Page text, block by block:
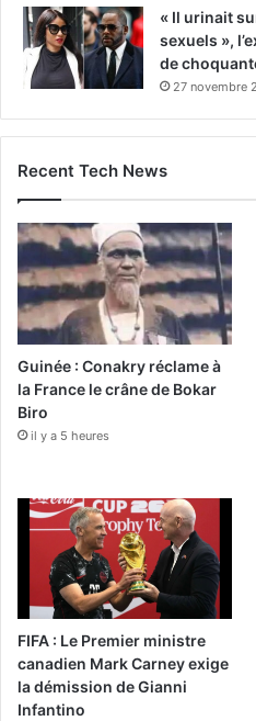
« Il urinait
sexuels »,
de
27 novembre
Recent Tech News
Guinée : Conakry réclame à
la France le crâne de Bokar
Biro
il y a 5 heures
FIFA : Le Premier ministre
canadien Mark Carney exige
la démission de Gianni
Infantino